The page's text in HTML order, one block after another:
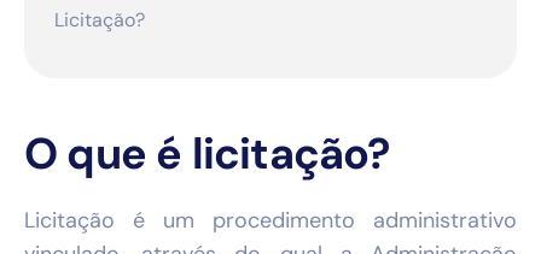
Licitação?
O que é licitação?
Licitação é um procedimento administrativo